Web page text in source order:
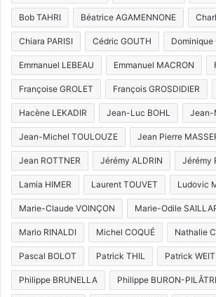
Bob TAHRI Béatrice AGAMENNONE
Chiara PARISI Cédric GOUTH Dominique
Emmanuel LEBEAU Emmanuel MACRON
Françoise GROLET François GROSDIDIER
Hacène LEKADIR Jean-Luc BOHL Jean-
Jean-Michel TOULOUZE Jean Pierre
Jean ROTTNER Jérémy ALDRIN Jérémy
Lamia HIMER Laurent TOUVET Ludovic
Marie-Claude VOINÇON Marie-Odile
Mario RINALDI Michel COQUÉ Nathalie
Pascal BOLOT Patrick THIL Patrick
Philippe BRUNELLA Philippe BURON-